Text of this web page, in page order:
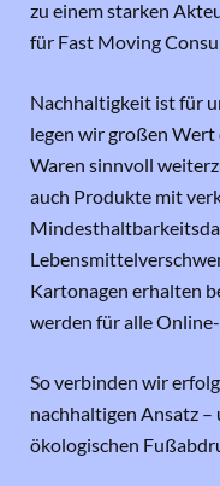
zu einem starken
für Fast Moving
Nachhaltigkeit ist für
legen wir großen Wert
Waren sinnvoll
auch Produkte mit
Kartonagen erhalten
werden für alle
So verbinden wir
nachhaltigen Ansatz –
ökologischen